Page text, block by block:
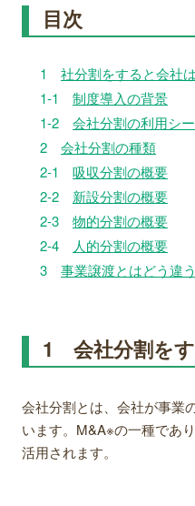
目次
1 社分割をすると会社
1-1 制度導入の背景
1-2 会社分割の利用シ
2 会社分割の種類
2-1 吸収分割の概要
2-2 新設分割の概要
2-3 物的分割の概要
2-4
人的分割の概要
3 事業譲渡とはどう違
1 会社分割を
会社分割とは、会社が事業
います。M&A※の一種であ
活用されます。